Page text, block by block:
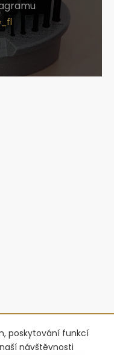
poskytování funkcí
návštěvnosti